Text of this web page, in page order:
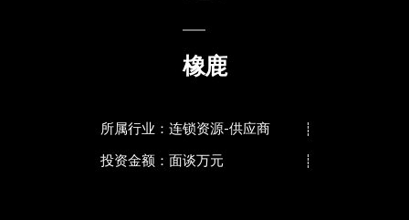
橡鹿
所属行业：连锁资源-供应商
投资金额：面谈万元